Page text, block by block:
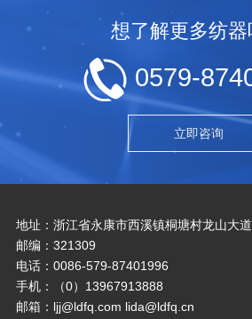
想了解更多纺器
0579-
立即咨询
地址：浙江省永康市西溪镇桐塘村龙山大
邮编：321309
电话：0086-579-87401996
手机：（0）13967913888
邮箱：ljj@ldfq.com lida@ldfq.cn